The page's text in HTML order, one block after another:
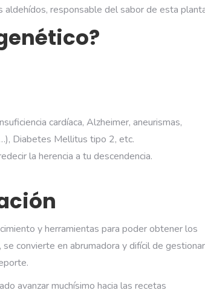
responsable del sabor de esta
cardíaca, Alzheimer, aneurismas,
Diabetes Mellitus tipo 2, etc.
la herencia a tu descendencia.
y herramientas para poder obtener los
convierte en abrumadora y difícil de
avanzar muchísimo hacia las recetas